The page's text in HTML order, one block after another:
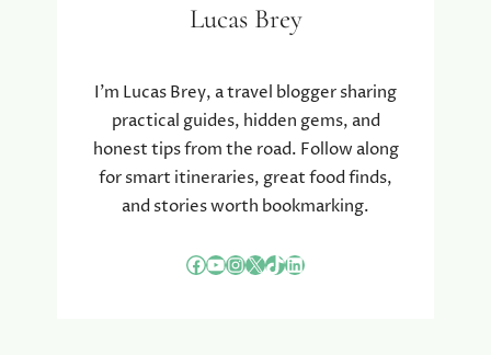
Lucas Brey
I’m Lucas Brey, a travel blogger sharing
practical guides, hidden gems, and
honest tips from the road. Follow along
for smart itineraries, great food finds,
and stories worth bookmarking.
Facebook YouTube InstagramX TikTok LinkedIn